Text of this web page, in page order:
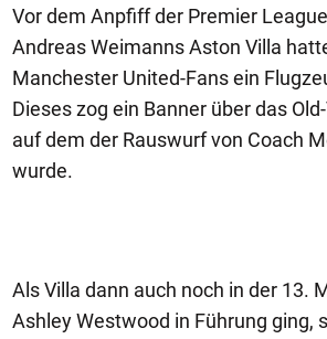
Vor dem Anpfiff der Premier
Andreas Weimanns Aston Villa
Manchester United-Fans ein
Dieses zog ein Banner über das
auf dem der Rauswurf von Coach
wurde.
Als Villa dann auch noch in der 13.
Ashley Westwood in Führung ging,